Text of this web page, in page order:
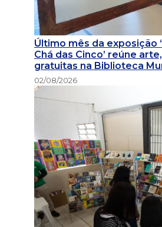
Último mês da exposição
Chá das Cinco’ reúne
gratuitas na Biblioteca
02/08/2026